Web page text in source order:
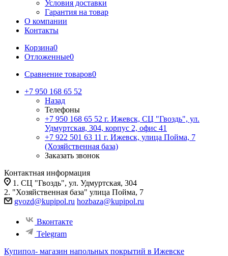
Условия доставки
Гарантия на товар
О компании
Контакты
Корзина0
Отложенные0
Сравнение товаров0
+7 950 168 65 52
Назад
Телефоны
+7 950 168 65 52 г. Ижевск, СЦ "Гвоздь", ул.
Удмуртская, 304, корпус 2, офис 41
+7 922 501 63 11 г. Ижевск, улица Пойма, 7
(Хозяйственная база)
Заказать звонок
Контактная информация
1. СЦ "Гвоздь", ул. Удмуртская, 304
2. "Хозяйственная база" улица Пойма, 7
gvozd@kupipol.ru hozbaza@kupipol.ru
Вконтакте
Telegram
Купипол- магазин напольных покрытий в Ижевске